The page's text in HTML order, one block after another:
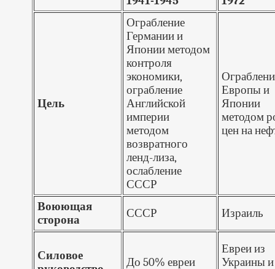
Цель
Ограбление
Германии и
Японии методом
контроля
экономики,
ограбление
Английской
империи
методом
возвратного
ленд-лиза,
ослабление
СССР
Европы и
Японии
методом
цен на
Воюющая
сторона
СССР Израиль
Силовое
До 50% евреи
Евреи из
Украины и